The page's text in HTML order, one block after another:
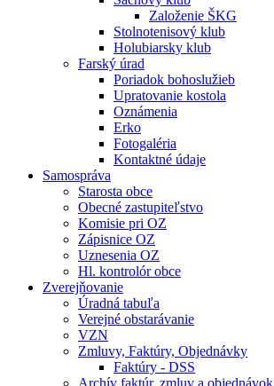
Založenie ŠKG
Stolnotenisový klub
Holubiarsky klub
Farský úrad
Poriadok bohoslužieb
Upratovanie kostola
Oznámenia
Erko
Fotogaléria
Kontaktné údaje
Samospráva
Starosta obce
Obecné zastupiteľstvo
Komisie pri OZ
Zápisnice OZ
Uznesenia OZ
Hl. kontrolór obce
Zverejňovanie
Úradná tabuľa
Verejné obstarávanie
VZN
Zmluvy, Faktúry, Objednávky
Faktúry - DSS
Archív faktúr, zmluv a objednávok